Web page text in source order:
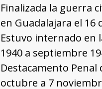
Finalizada la guerra
en Guadalajara el 16
Estuvo internado en
1940 a septiembre
Destacamento Penal
octubre a 7